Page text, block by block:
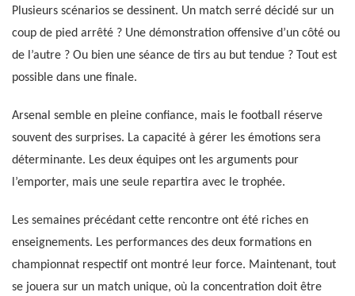
Plusieurs scénarios se dessinent. Un match serré décidé sur un
coup de pied arrêté ? Une démonstration offensive d’un côté ou
de l’autre ? Ou bien une séance de tirs au but tendue ? Tout est
possible dans une finale.
Arsenal semble en pleine confiance, mais le football réserve
souvent des surprises. La capacité à gérer les émotions sera
déterminante. Les deux équipes ont les arguments pour
l’emporter, mais une seule repartira avec le trophée.
Les semaines précédant cette rencontre ont été riches en
enseignements. Les performances des deux formations en
championnat respectif ont montré leur force. Maintenant, tout
se jouera sur un match unique, où la concentration doit être